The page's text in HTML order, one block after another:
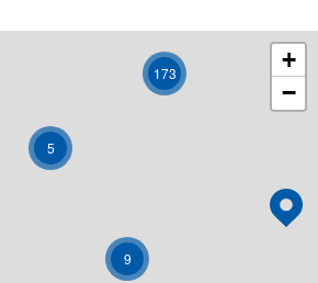
9
5
173
+
−